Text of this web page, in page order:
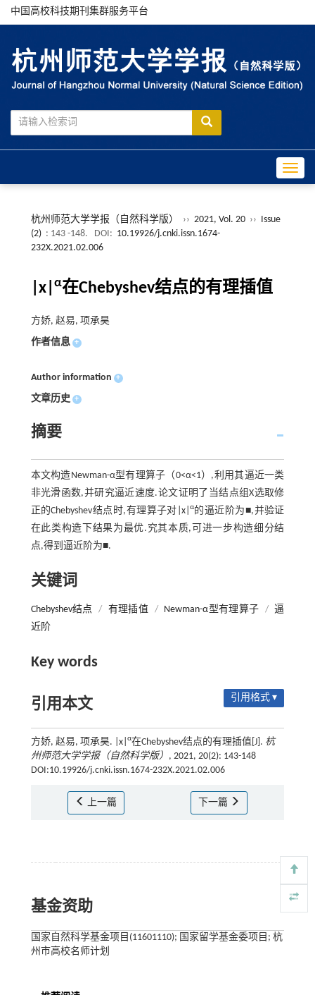
中国高校科技期刊集群服务平台
杭州师范大学学报（自然科学版） ›› 2021, Vol. 20 ›› Issue
(2) : 143 -148. DOI: 10.19926/j.cnki.issn.1674-
232X.2021.02.006
|x| α在Chebyshev结点的有理插值
方娇, 赵易, 项承昊
作者信息 +
Author information +
文章历史 +
摘要
本文构造Newman-α型有理算子（0<α<1）,利用其逼近一类
非光滑函数,并研究逼近速度.论文证明了当结点组X选取修
正的Chebyshev结点时,有理算子对|x| α的逼近阶为■,并验证
在此类构造下结果为最优.究其本质,可进一步构造细分结
点,得到逼近阶为■.
关键词
Chebyshev结点 / 有理插值 / Newman-α型有理算子 / 逼
近阶
Key words
引用本文 引用格式 ▾
方娇, 赵易, 项承昊. |x| α在Chebyshev结点的有理插值[J]. 杭
州师范大学学报（自然科学版） , 2021, 20(2): 143-148
DOI:10.19926/j.cnki.issn.1674-232X.2021.02.006
上一篇 下一篇
基金资助
国家自然科学基金项目(11601110); 国家留学基金委项目; 杭
州市高校名师计划